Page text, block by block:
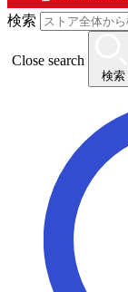
検索
Close search
検索